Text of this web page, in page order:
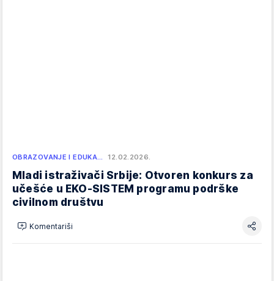
OBRAZOVANJE I EDUKA… 12.02.2026.
Mladi istraživači Srbije: Otvoren konkurs za
učešće u EKO-SISTEM programu podrške
civilnom društvu
Komentariši